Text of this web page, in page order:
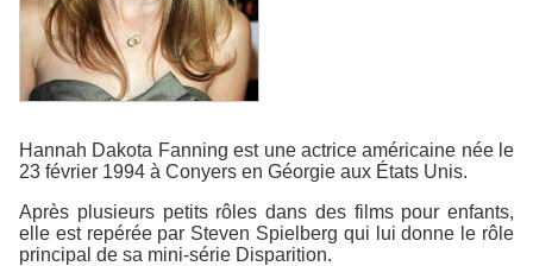
Hannah Dakota Fanning est une actrice américaine née le
23 février 1994 à Conyers en Géorgie aux États Unis.
Après plusieurs petits rôles dans des films pour enfants,
elle est repérée par Steven Spielberg qui lui donne le rôle
principal de sa mini-série Disparition.